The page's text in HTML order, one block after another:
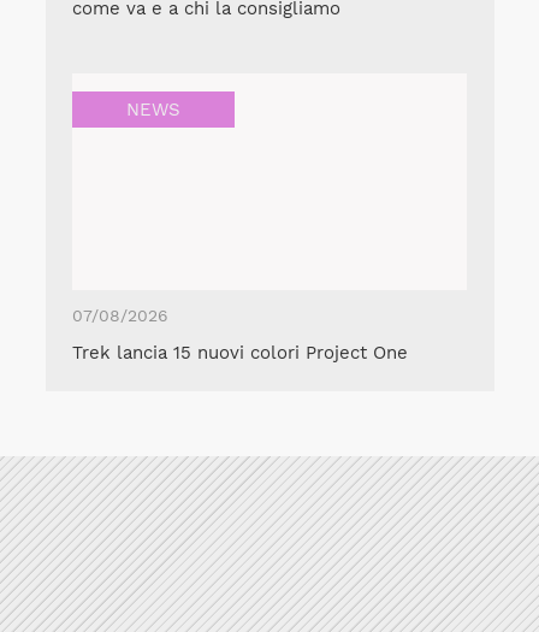
come va e a chi la consigliamo
NEWS
07/08/2026
Trek lancia 15 nuovi colori Project One